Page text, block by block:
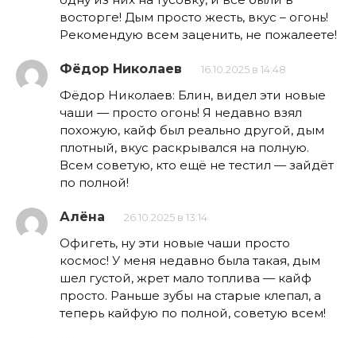
восторге! Дым просто жесть, вкус – огонь!
Рекомендую всем заценить, не пожалеете!
Фёдор Николаев 16.10.2025 в 14:48
Фёдор Николаев: Блин, видел эти новые
чаши — просто огонь! Я недавно взял
похожую, кайф был реально другой, дым
плотный, вкус раскрывался на полную.
Всем советую, кто ещё не тестил — зайдёт
по полной!
Алёна 26.10.2025 в 13:14
Офигеть, ну эти новые чаши просто
космос! У меня недавно была такая, дым
шел густой, жрет мало топлива — кайф
просто. Раньше зубы на старые клепал, а
теперь кайфую по полной, советую всем!